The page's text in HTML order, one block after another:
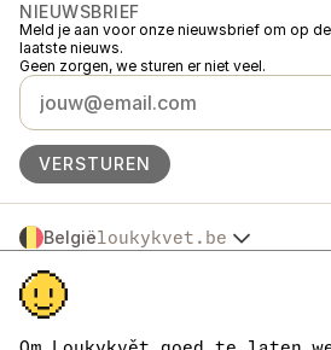
NIEUWSBRIEF
Meld je aan voor onze nieuwsbrief om op
laatste nieuws.
Geen zorgen, we sturen er niet veel.
VERSTUREN
Belgiëloukykvet.be
Slovensko
Polska
Österreich
© 2016 →
Loukykvět s.r.o. staat ingeschreven in het
We zijn aangesloten bij het EKO-KOM-